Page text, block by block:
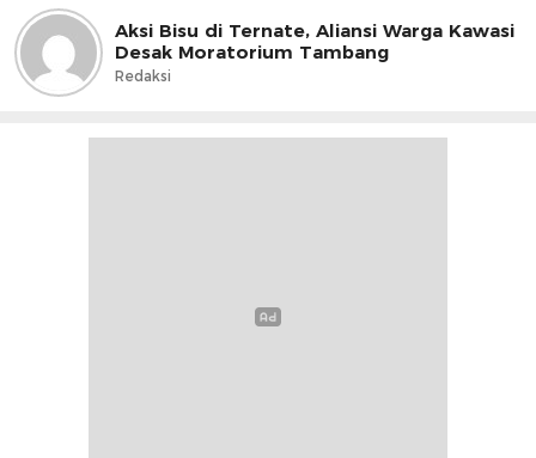
Aksi Bisu di Ternate, Aliansi Warga Kawasi
Desak Moratorium Tambang
Redaksi